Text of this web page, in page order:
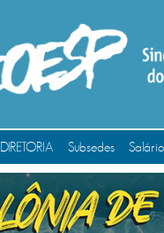
DIRETORIA Subsedes